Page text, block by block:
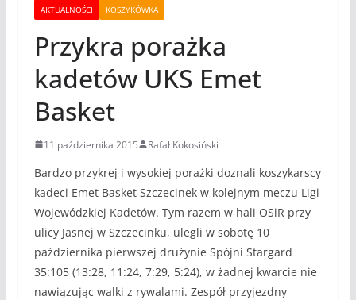
AKTUALNOŚCI KOSZYKÓWKA
Przykra porażka
kadetów UKS Emet
Basket
11 października 2015 Rafał Kokosiński
Bardzo przykrej i wysokiej porażki doznali koszykarscy
kadeci Emet Basket Szczecinek w kolejnym meczu Ligi
Wojewódzkiej Kadetów. Tym razem w hali OSiR przy
ulicy Jasnej w Szczecinku, ulegli w sobotę 10
października pierwszej drużynie Spójni Stargard
35:105 (13:28, 11:24, 7:29, 5:24), w żadnej kwarcie nie
nawiązując walki z rywalami. Zespół przyjezdny